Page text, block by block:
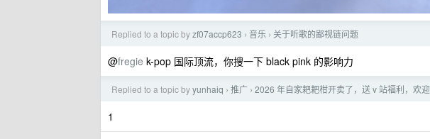
Replied to a topic byzf07accp623 › 音乐 › 关于听歌的鄙视链问题
@fregie k-pop 国际顶流，你搜一下 black pink 的影响力
Replied to a topic byyunhaiq › 推广 › 2026 年自家耙耙柑开卖了，送 v 站福利，欢
1